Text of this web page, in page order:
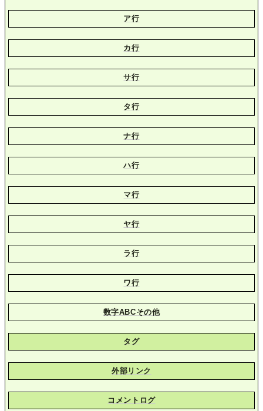
ア行
カ行
サ行
タ行
ナ行
ハ行
マ行
ヤ行
ラ行
ワ行
数字ABCその他
タグ
外部リンク
コメントログ